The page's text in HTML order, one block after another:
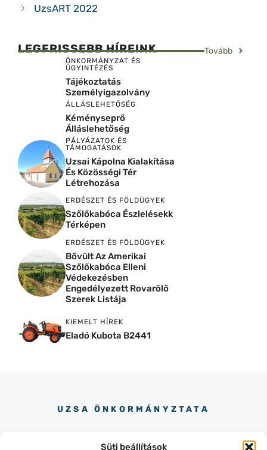
Süti beállítások
UzsART 2022
LEGFRISSEBB HÍREINK Tovább
ÖNKORMÁNYZAT ÉS
ÜGYINTÉZÉS
Tájékoztatás
Személyigazolvány
ÁLLÁSLEHETŐSÉG
Kéményseprő
Álláslehetőség
PÁLYÁZATOK ÉS
TÁMOGATÁSOK
Uzsai Kápolna Kialakítása
És Közösségi Tér
Létrehozása
ERDÉSZET ÉS FÖLDÜGYEK
Szőlőkabóca Észlelésekk
Térképen
ERDÉSZET ÉS FÖLDÜGYEK
Bővült Az Amerikai
Szőlőkabóca Elleni
Védekezésben
Engedélyezett Rovarölő
Szerek Listája
KIEMELT HÍREK
Eladó Kubota B2441
UZSA ÖNKORMÁNYZTATA